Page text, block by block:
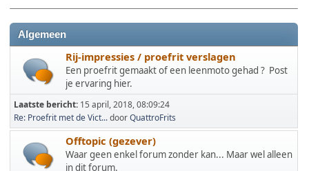
Algemeen
Rij-impressies / proefrit verslagen
Een proefrit gemaakt of een leenmoto gehad ? Post
je ervaring hier.
Laatste bericht: 15 april, 2018, 08:09:24
Re: Proefrit met de Vict...doorQuattroFrits
Offtopic (gezever)
Waar geen enkel forum zonder kan... Maar wel alleen
in dit forum.